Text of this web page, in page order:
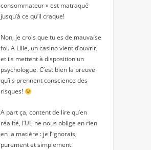
consommateur » est matraqué
jusqu’à ce qu’il craque!
Non, je crois que tu es de mauvaise
foi. A Lille, un casino vient d’ouvrir,
et ils mettent à disposition un
psychologue. C’est bien la preuve
qu’ils prennent conscience des
risques!
A part ça, content de lire qu’en
réalité, l’UE ne nous oblige en rien
en la matière : je l’ignorais,
purement et simplement.